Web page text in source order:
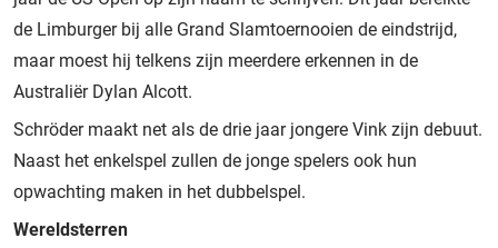
de Limburger bij alle Grand Slamtoernooien de eindstrijd,
maar moest hij telkens zijn meerdere erkennen in de
Australiër Dylan Alcott.
Schröder maakt net als de drie jaar jongere Vink zijn debuut.
Naast het enkelspel zullen de jonge spelers ook hun
opwachting maken in het dubbelspel.
Wereldsterren